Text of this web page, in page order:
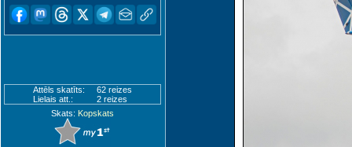
Attēls skatīts:
62 reizes
Lielais att.:
2 reizes
Skats: Kopskats